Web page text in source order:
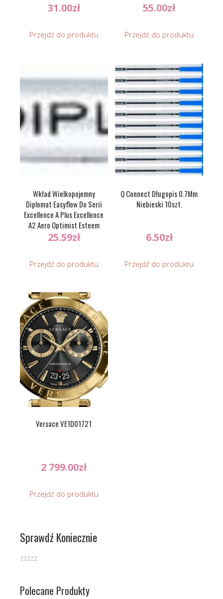
31.00zł
Przejdź do produktu
55.00zł
Przejdź do produktu
Wkład Wielkopojemny
Diplomat Easyflow Do Serii
Excellence A Plus Excellence
A2 Aero Optimist Esteem
Traveller Magnum M N
25.59zł
Przejdź do produktu
Q Connect Długopis 0.7Mm
Niebieski 10szt.
6.50zł
Przejdź do produktu
Versace VE1D01721
2 799.00zł
Przejdź do produktu
Sprawdź Koniecznie
zzzzz
Polecane Produkty